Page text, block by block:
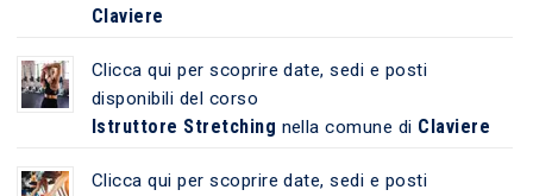
Claviere
Clicca qui per scoprire date, sedi e posti
disponibili del corso
Istruttore Stretching nella comune di Claviere
Clicca qui per scoprire date, sedi e posti